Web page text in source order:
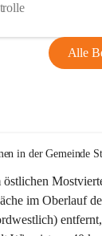
Alle
in der Gemeinde
östlichen
im Oberlauf